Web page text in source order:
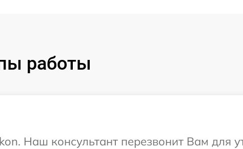
работы
Наш консультант перезвонит Вам для